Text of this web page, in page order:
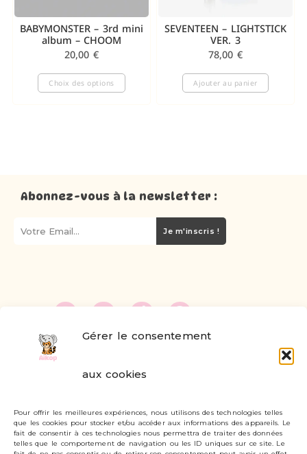
Gérer le consentement
aux cookies
Pour offrir les meilleures expériences, nous utilisons des technologies telles
que les cookies pour stocker et/ou accéder aux informations des appareils. Le
fait de consentir à ces technologies nous permettra de traiter des données
telles que le comportement de navigation ou les ID uniques sur ce site. Le
BABYMONSTER – 3rd mini
album – CHOOM
20,00 €
Choix des options
SEVENTEEN – LIGHTSTICK
VER. 3
78,00 €
Ajouter au panier
Abonnez-vous à la newsletter :
Je m'inscris !
Livraisons et retours
Mon compte